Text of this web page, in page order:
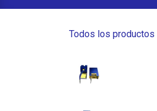
Todos los productos